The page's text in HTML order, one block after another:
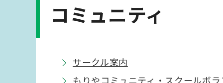
コミュニティ
サークル案内
もりやコミュニティ・スクールボ